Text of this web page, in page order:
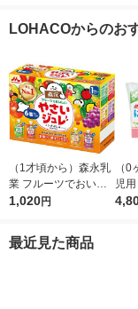
食品
ク
LOHACOからのお
（1才頃から）森永乳
業 フルーツでおいし
いやさいジュレ 70g×
料
1,020円
（
児
エコ
最近見た商品